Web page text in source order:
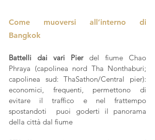
Come muoversi all’interno di
Bangkok
Battelli dai vari Pier del fiume Chao
Phraya (capolinea nord Tha Nonthaburi;
capolinea sud: ThaSathon/Central pier):
economici, frequenti, permettono di
evitare il traffico e nel frattempo
spostandoti  puoi goderti il panorama
della città dal fiume